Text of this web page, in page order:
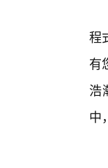
程
有
浩
中